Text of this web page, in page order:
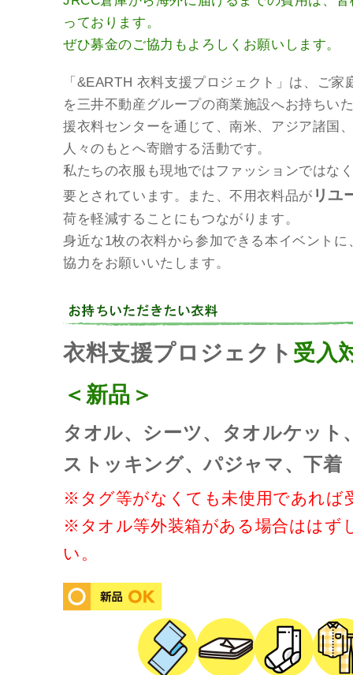
っております。
ぜひ募金のご協力もよろしくお願いします。
「&EARTH 衣料支援プロジェクト」は、ご
を三井不動産グループの商業施設へお持ちい
援衣料センターを通じて、南米、アジア諸国
人々のもとへ寄贈する活動です。
私たちの衣服も現地ではファッションではな
要とされています。また、不用衣料品が リユ
荷を軽減することにもつながります。
身近な1枚の衣料から参加できる本イベント
協力をお願いいたします。
衣料支援プロジェクト 受入
＜新品＞
タオル、シーツ、タオルケット
ストッキング、パジャマ、下着
※タグ等がなくても未使用であれば
※タオル等外装箱がある場合ははず
い。